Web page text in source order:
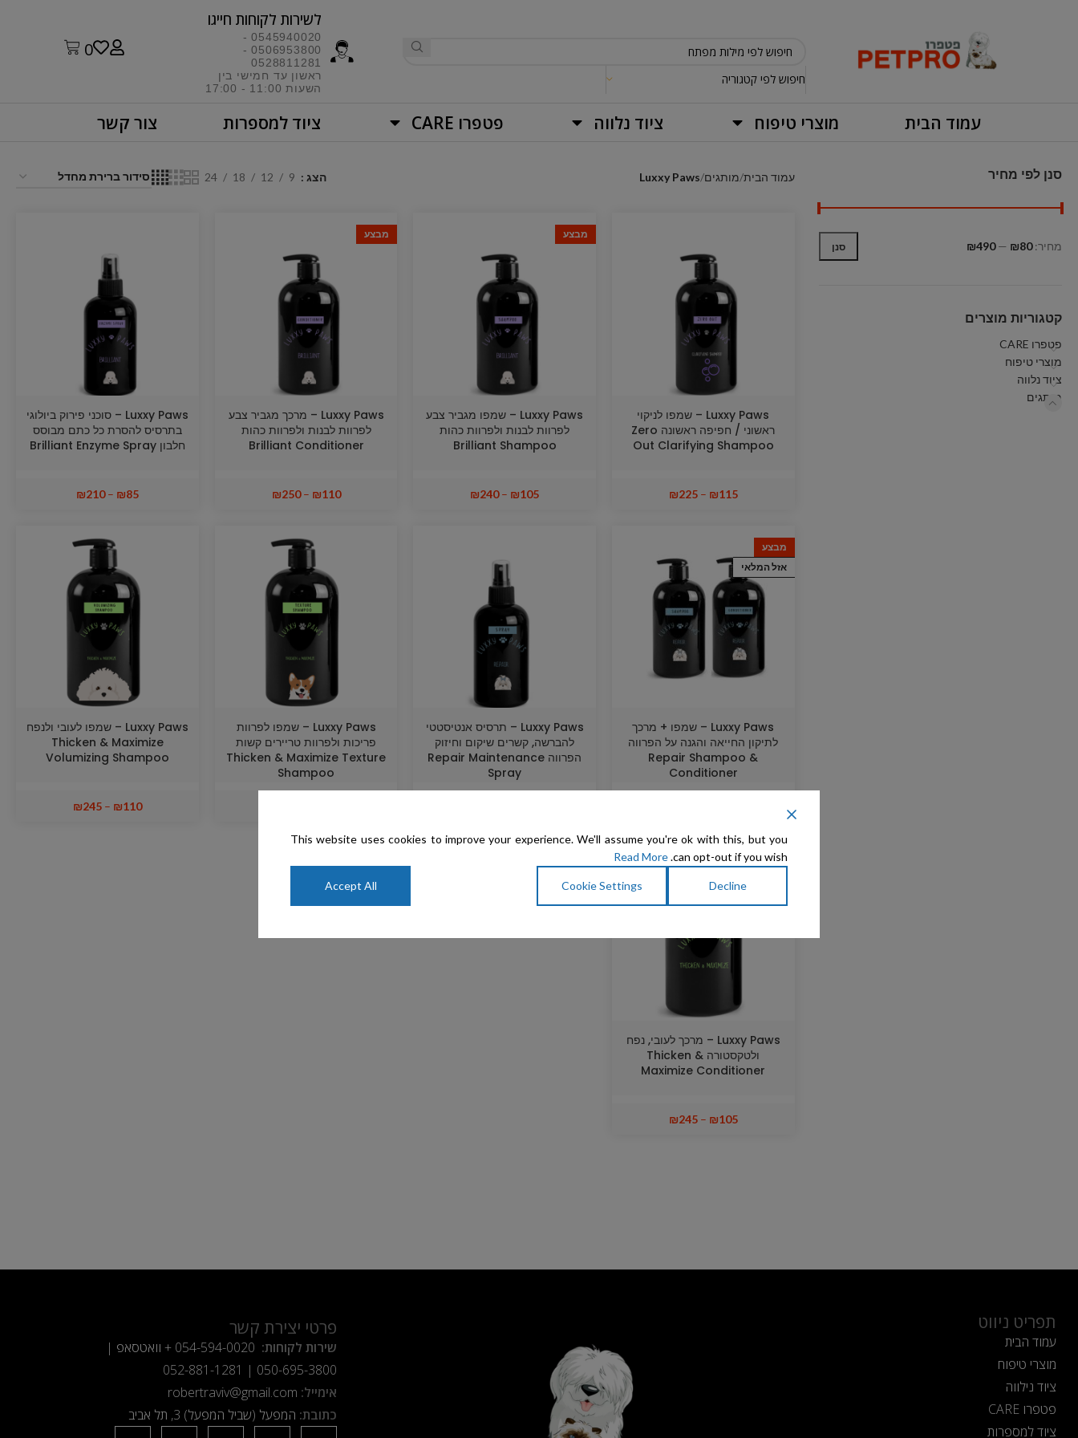
חיפוש לפי קטגוריה
לשירות לקוחות חייגו​
0545940020 -
0506953800 -
0528811281
ראשון עד חמישי בין
השעות 11:00 - 17:00​
0
עמוד הבית מוצרי טיפוח ציוד נלווה פטפרו CARE ציוד למספרות צור קשר
סנן לפי מחיר
סנן מחיר:₪80
—
₪490
קטגוריות מוצרים
פטפרו CARE
מוצרי טיפוח
ציוד נלווה
מותגים
עמוד הבית מותגים Luxxy Paws הצג 9
12
18
24
Luxxy Paws – שמפו לניקוי
ראשוני / חפיפה ראשונה Zero
Out Clarifying Shampoo
₪115
–
₪225
מבצע
Luxxy Paws – שמפו מגביר צבע
לפרוות לבנות ולפרוות כהות
Brilliant Shampoo
₪105
–
₪240
מבצע
Luxxy Paws – מרכך מגביר צבע
לפרוות לבנות ולפרוות כהות
Brilliant Conditioner
₪110
–
₪250
Luxxy Paws – סוכני פירוק ביולוגי
בתרסיס להסרת כל כתם מבוסס
חלבון Brilliant Enzyme Spray
₪85
–
₪210
מבצע
אזל המלאי
Luxxy Paws – שמפו + מרכך
לתיקון החייאה והגנה על הפרווה
Repair Shampoo &
Conditioner
Luxxy Paws – תרסיס אנטיסטטי
להברשה, קשרים שיקום וחיזוק
הפרווה Repair Maintenance
Spray
Luxxy Paws – שמפו לפרוות
פריכות ולפרוות טריירים קשות
Thicken & Maximize Texture
Shampoo
Luxxy Paws – שמפו לעובי ולנפח
Thicken & Maximize
Volumizing Shampoo
₪110
–
₪245
Luxxy Paws – מרכך לעובי, נפח
ולטקסטורה Thicken &
Maximize Conditioner
₪105
–
₪245
תפריט ניווט
עמוד הבית
מוצרי טיפוח
ציוד נילווה
פטפרו CARE
ציוד למספרות
פרטי יצירת קשר
שירות לקוחות: 054-594-0020 + וואטסאפ |
050-695-3800
|
052-881-1281
אימייל: robertraviv@gmail.com
כתובת: המפעל (שביל המפעל) 3, תל אביב
This website uses cookies to improve your experience. We'll assume you're ok with this, but you
can opt-out if you wish.
Read More
Decline
Cookie Settings
Accept All